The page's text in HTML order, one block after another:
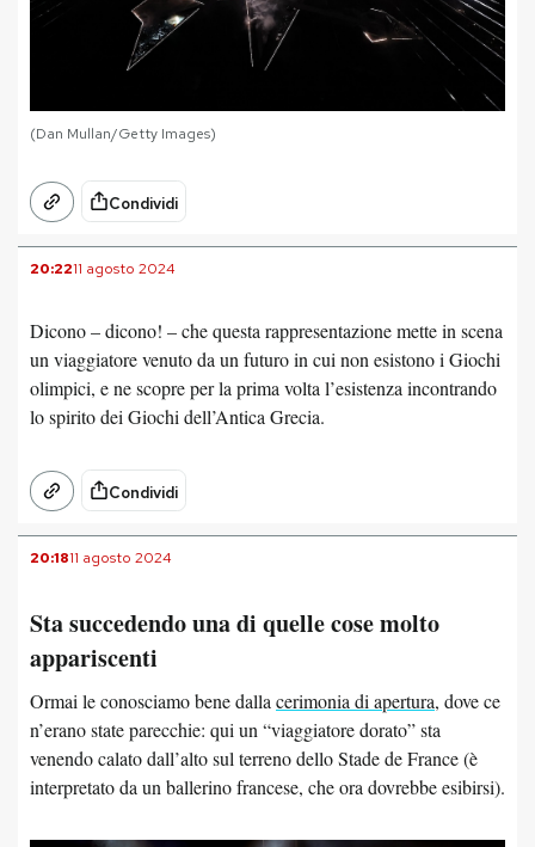
(Dan Mullan/Getty Images)
Condividi
20:2211 agosto 2024
Dicono – dicono! – che questa rappresentazione mette in scena
un viaggiatore venuto da un futuro in cui non esistono i Giochi
olimpici, e ne scopre per la prima volta l’esistenza incontrando
lo spirito dei Giochi dell’Antica Grecia.
Condividi
20:1811 agosto 2024
Sta succedendo una di quelle cose molto
appariscenti
Ormai le conosciamo bene dallacerimonia di apertura, dove ce
n’erano state parecchie: qui un “viaggiatore dorato” sta
venendo calato dall’alto sul terreno dello Stade de France (è
interpretato da un ballerino francese, che ora dovrebbe esibirsi).